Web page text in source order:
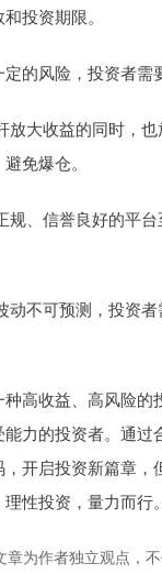
投资期限。
的风险，投资者需
放大收益的同时，
免爆仓。
规、信誉良好的平
不可预测，投资者
高收益、高风险的
力的投资者。通过
开启投资新篇章，
性投资，量力而行。
章为作者独立观点，